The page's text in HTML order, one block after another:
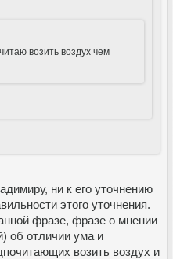
возить воздух чем
ни к его уточнению
этого уточнения.
фразе, фразе о мнении
об отличии ума и
возить воздух и